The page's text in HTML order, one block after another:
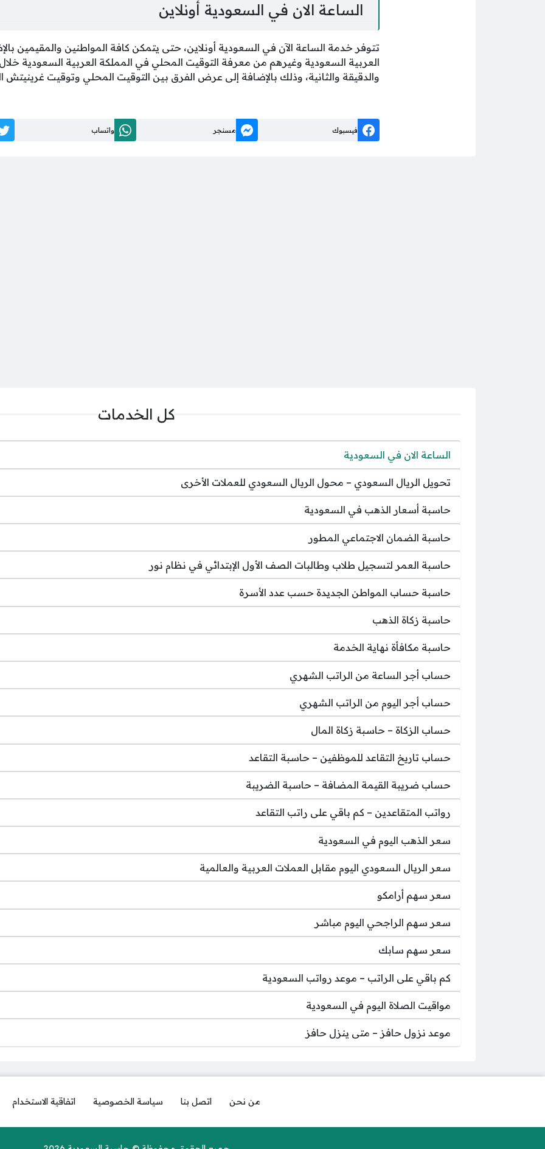
الساعة الان في السعودية أونلاين
تتوفر خدمة الساعة الآن في السعودية أونلاين، حتى يتمكن كافة المواطنين والمقيمين
العربية السعودية وغيرهم من معرفة التوقيت المحلي في المملكة العربية السعودية
والدقيقة والثانية، وذلك بالإضافة إلى عرض الفرق بين التوقيت المحلي وتوقيت غرينيتش
فيسبوك مسنجر واتساب
كل الخدمات
الساعة الان في السعودية
تحويل الريال السعودي – محول الريال السعودي للعملات الأخرى
حاسبة أسعار الذهب في السعودية
حاسبة الضمان الاجتماعي المطور
حاسبة العمر لتسجيل طلاب وطالبات الصف الأول الإبتدائي في نظام نور
حاسبة حساب المواطن الجديدة حسب عدد الأسرة
حاسبة زكاة الذهب
حاسبة مكافأة نهاية الخدمة
حساب أجر الساعة من الراتب الشهري
حساب أجر اليوم من الراتب الشهري
حساب الزكاة – حاسبة زكاة المال
حساب تاريخ التقاعد للموظفين – حاسبة التقاعد
حساب ضريبة القيمة المضافة – حاسبة الضريبة
رواتب المتقاعدين – كم باقي على راتب التقاعد
سعر الذهب اليوم في السعودية
سعر الريال السعودي اليوم مقابل العملات العربية والعالمية
سعر سهم أرامكو
سعر سهم الراجحي اليوم مباشر
سعر سهم سابك
كم باقي على الراتب – موعد رواتب السعودية
مواقيت الصلاة اليوم في السعودية
موعد نزول حافز – متى ينزل حافز
من نحن اتصل بنا سياسة الخصوصية اتفاقية الاستخدام